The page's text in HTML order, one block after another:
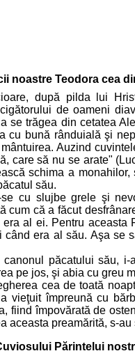
noastre Teodora cea
după pilda lui
de oameni
se trăgea din cetatea
cu bună rânduială şi
Auzind
care să nu se arate"
schima a
său.
cu slujbe grele şi
că a făcut
al ei. Pentru aceasta
era al său. Aşa se
păcatului său,
pe jos, şi abia cu greu
cea de toată
împreună cu
fiind împovărată de
preamărită, s-
Părintelui